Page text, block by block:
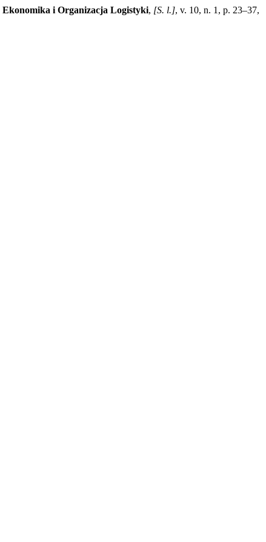
Ekonomika i Organizacja Logistyki, [S. l.], v. 10, n. 1, p. 23–37,